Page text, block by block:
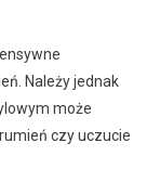
Należy jednak
może
czy uczucie